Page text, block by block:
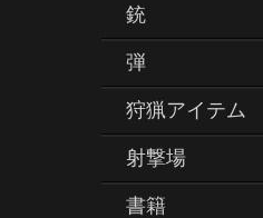
銃
弾
狩猟アイテム
射撃場
書籍